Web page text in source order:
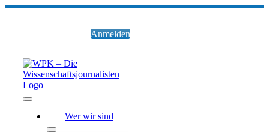
Zum
Anmelden
Navigation
Wer wir sind